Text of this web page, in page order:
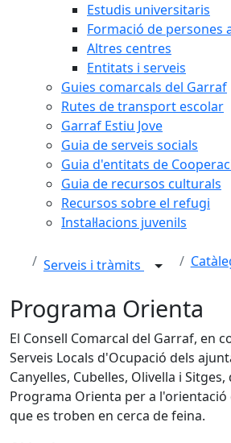
Estudis universitaris
Formació de persones
Altres centres
Entitats i serveis
Guies comarcals del Garraf
Rutes de transport escolar
Garraf Estiu Jove
Guia de serveis socials
Guia d'entitats de
Guia de recursos culturals
Recursos sobre el refugi
Instal·lacions juvenils
Serveis i tràmits
Programa Orienta
El Consell Comarcal del Garraf, en
Serveis Locals d'Ocupació dels
Canyelles, Cubelles, Olivella i
Programa Orienta per a l'orientació
que es troben en cerca de feina.